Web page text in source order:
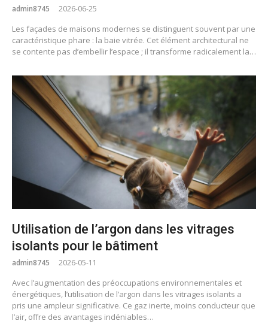
admin8745 2026-06-25
Les façades de maisons modernes se distinguent souvent par une
caractéristique phare : la baie vitrée. Cet élément architectural ne
se contente pas d’embellir l’espace ; il transforme radicalement la…
Utilisation de l’argon dans les vitrages
isolants pour le bâtiment
admin8745 2026-05-11
Avec l’augmentation des préoccupations environnementales et
énergétiques, l’utilisation de l’argon dans les vitrages isolants a
pris une ampleur significative. Ce gaz inerte, moins conducteur que
l’air, offre des avantages indéniables…